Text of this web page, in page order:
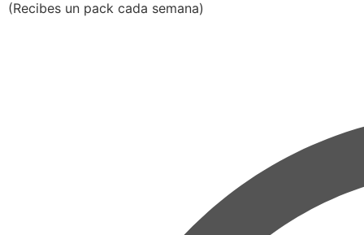
(Recibes un pack cada semana)